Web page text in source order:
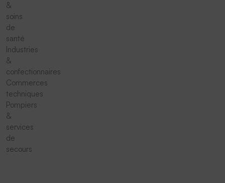
&
soins
de
santé
Industries
&
confectionnaires
Commerces
techniques
Pompiers
&
services
de
secours